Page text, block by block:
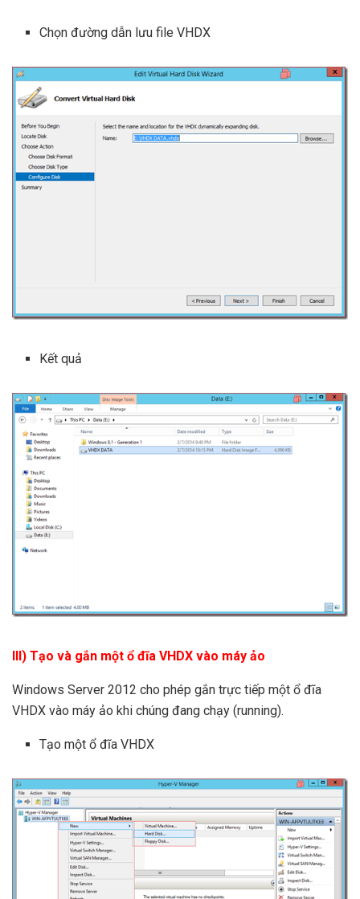
Chọn đường dẫn lưu file VHDX
Kết quả
III) Tạo và gắn một ổ đĩa VHDX vào máy ảo
Windows Server 2012 cho phép gắn trực tiếp một ổ đĩa
VHDX vào máy ảo khi chúng đang chạy (running).
Tạo một ổ đĩa VHDX